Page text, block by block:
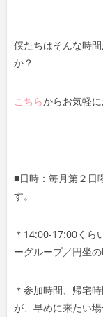
僕たちはそんな時
か？
こちらからお気軽に
■日時：毎月第２
す。
＊14:00-17:00くら
ーグループ／円坐
＊参加時間、帰宅
が、早めに来たい